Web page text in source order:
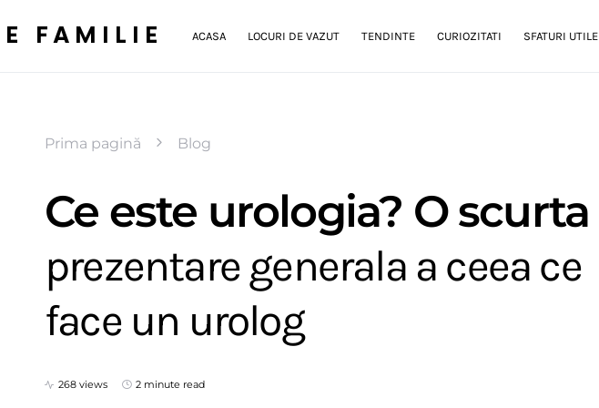
FAMILIE ACASA LOCURI DE VAZUT TENDINTE CURIOZITATI SFATURI UTILE
Prima pagină Blog
Ce este urologia? O scurta
prezentare generala a ceea ce
face un urolog
268 views 2 minute read